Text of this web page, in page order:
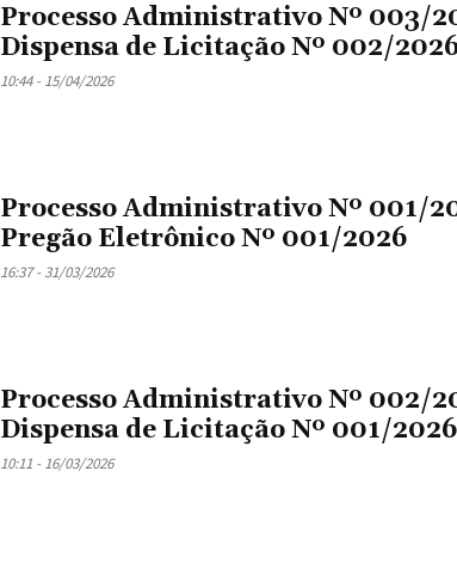
Processo Administrativo Nº 003/
Dispensa de Licitação Nº 002/
10:44 - 15/04/2026
Processo Administrativo Nº 001/
Pregão Eletrônico Nº 001/2026
16:37 - 31/03/2026
Processo Administrativo Nº 002/
Dispensa de Licitação Nº 001/2026
10:11 - 16/03/2026